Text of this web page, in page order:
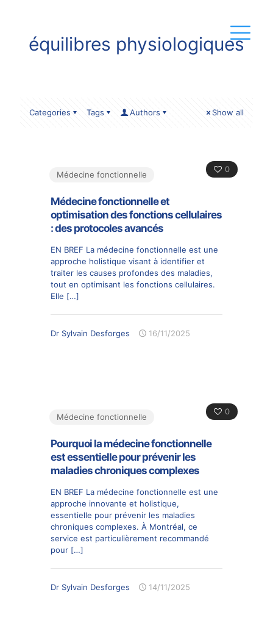
équilibres physiologiques
Categories Tags Authors Show all
0
Médecine fonctionnelle
Médecine fonctionnelle et
optimisation des fonctions cellulaires
: des protocoles avancés
EN BREF La médecine fonctionnelle est une
approche holistique visant à identifier et
traiter les causes profondes des maladies,
tout en optimisant les fonctions cellulaires.
Elle […]
Dr Sylvain Desforges 16/11/2025
0
Médecine fonctionnelle
Pourquoi la médecine fonctionnelle
est essentielle pour prévenir les
maladies chroniques complexes
EN BREF La médecine fonctionnelle est une
approche innovante et holistique,
essentielle pour prévenir les maladies
chroniques complexes. À Montréal, ce
service est particulièrement recommandé
pour […]
Dr Sylvain Desforges 14/11/2025